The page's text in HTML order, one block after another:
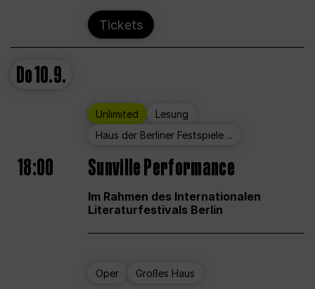
Tickets
Do10.9.
Unlimited
Lesung
Haus der Berliner Festspiele ...
18:00 Sunville Performance
Im Rahmen des Internationalen
Literaturfestivals Berlin
Oper Großes Haus